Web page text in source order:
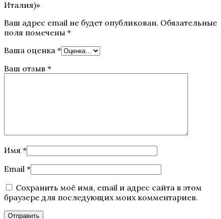
Италия)»
Ваш адрес email не будет опубликован. Обязательные
поля помечены *
Ваша оценка *
Ваш отзыв *
Имя *
Email *
Сохранить моё имя, email и адрес сайта в этом
браузере для последующих моих комментариев.